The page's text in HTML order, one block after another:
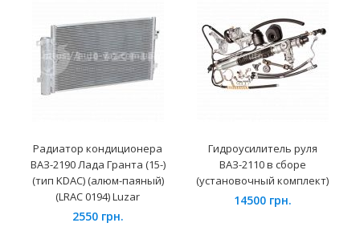
Радиатор кондиционера
ВАЗ-2190 Лада Гранта (15-)
(тип KDAC) (алюм-паяный)
(LRAC 0194) Luzar
2550 грн.
Гидроусилитель руля
ВАЗ-2110 в сборе
(установочный комплект)
14500 грн.